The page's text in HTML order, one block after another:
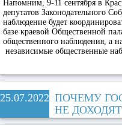
Напомним, 9-11 сентября в
депутатов Законодательного
наблюдение будет
базе краевой Общественной
общественного наблюдения, а
независимые общественные
25.07.2022 ПОЧЕМУ
НЕ